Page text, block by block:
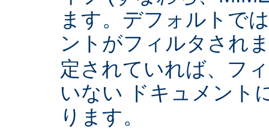
ます。デフォルトで
ントがフィルタされ
定されていれば、フ
いない ドキュメント
ります。